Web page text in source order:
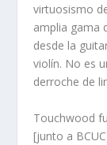
virtuosismo
amplia gama
desde la
violín. No es
derroche de
Touchwood
[junto a